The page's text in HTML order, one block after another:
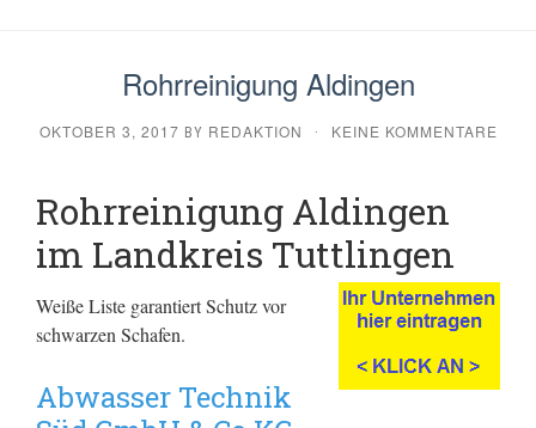
Rohrreinigung Aldingen
OKTOBER 3, 2017 BY REDAKTION · KEINE KOMMENTARE
Rohrreinigung Aldingen
im Landkreis Tuttlingen
Weiße Liste garantiert Schutz vor
schwarzen Schafen.
Abwasser Technik